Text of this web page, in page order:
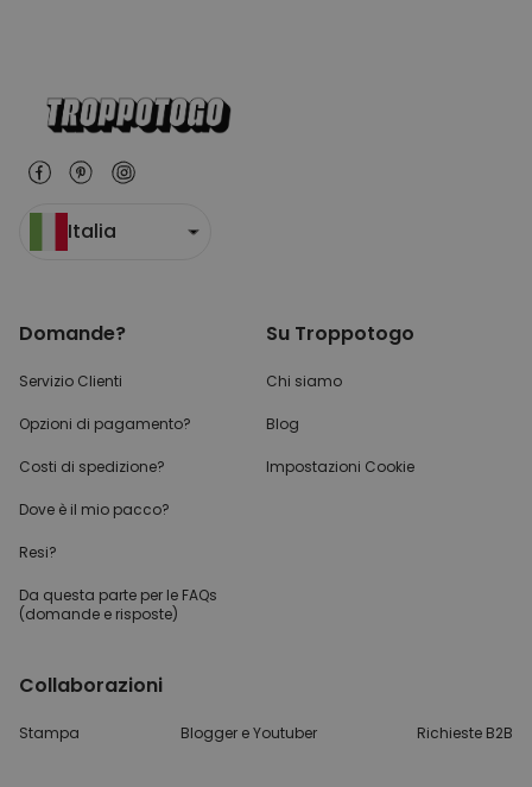
Italia
Domande?
Servizio Clienti
Opzioni di pagamento?
Costi di spedizione?
Dove è il mio pacco?
Resi?
Da questa parte per le FAQs
(domande e risposte)
Su Troppotogo
Chi siamo
Blog
Impostazioni Cookie
Collaborazioni
Stampa Blogger e Youtuber Richieste B2B